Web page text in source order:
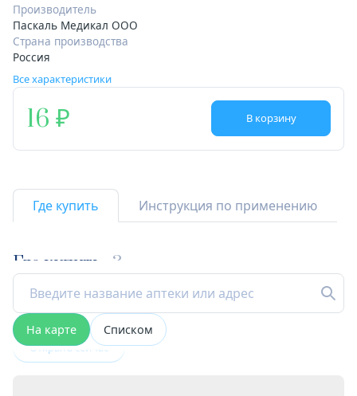
Производитель
Паскаль Медикал ООО
Страна производства
Россия
Все характеристики
16 В корзину
Где купить Инструкция по применению
Где купить 3
На карте Списком
Открыта сейчас